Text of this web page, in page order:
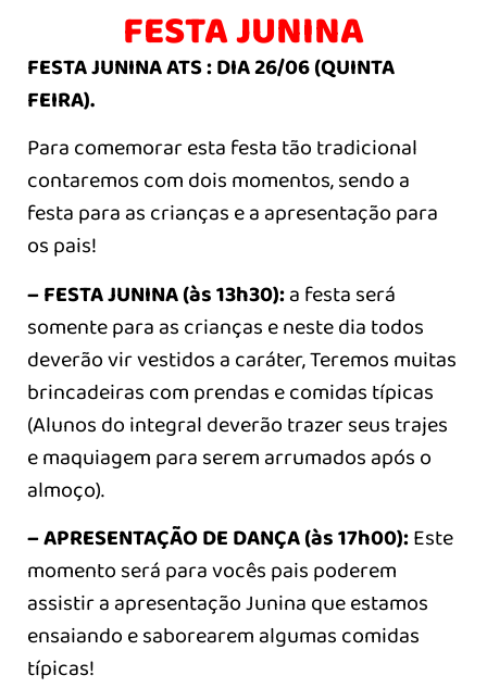
FESTA JUNINA
FESTA JUNINA ATS : DIA 26/06 (QUINTA
FEIRA).
Para comemorar esta festa tão tradicional
contaremos com dois momentos, sendo a
festa para as crianças e a apresentação para
os pais!
– FESTA JUNINA (às 13h30):a festa será
somente para as crianças e neste dia todos
deverão vir vestidos a caráter, Teremos muitas
brincadeiras com prendas e comidas típicas
(Alunos do integral deverão trazer seus trajes
e maquiagem para serem arrumados após o
almoço).
– APRESENTAÇÃO DE DANÇA (às 17h00):Este
momento será para vocês pais poderem
assistir a apresentação Junina que estamos
ensaiando e saborearem algumas comidas
típicas!